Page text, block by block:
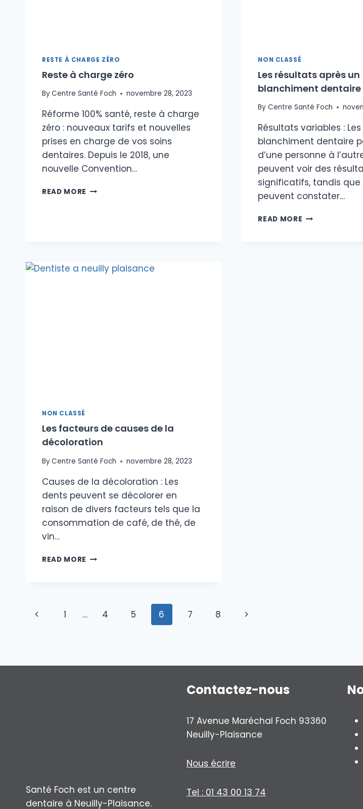
RESTE À CHARGE ZÉRO
Reste à charge zéro
ByCentre Santé Foch novembre 28, 2023
Réforme 100% santé, reste à charge
zéro : nouveaux tarifs et nouvelles
prises en charge de vos soins
dentaires. Depuis le 2018, une
nouvelle Convention…
READ MORE RESTE
NON CLASSÉ
Les résultats après un
blanchiment dentaire
By Centre Santé Foch
Résultats variables :
blanchiment dentaire
d’une personne à
peuvent voir des
significatifs, tandis que
peuvent constater…
READ MORE LES
NON CLASSÉ
Les facteurs de causes de la
décoloration
ByCentre Santé Foch novembre 28, 2023
Causes de la décoloration : Les
dents peuvent se décolorer en
raison de divers facteurs tels que la
consommation de café, de thé, de
vin…
READ MORE LES
DÉCOLORATION
Page
Previous1 … 4 5 6 7 8
Next
Santé Foch est un centre
dentaire à Neuilly-Plaisance.
Contactez-nous
17 Avenue Maréchal Foch 93360
Neuilly-Plaisance
Nous écrire
Tel : 01 43 00 13 74